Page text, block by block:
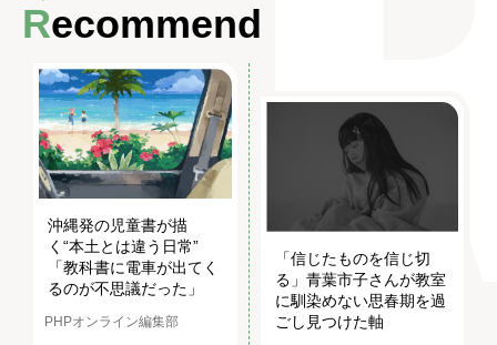
Recommend
沖縄発の児童書が描
く“本土とは違う日常”
「教科書に電車が出てく
るのが不思議だった」
PHPオンライン編集部
「信じたものを信じ切
る」青葉市子さんが教室
に馴染めない思春期を過
ごし見つけた軸